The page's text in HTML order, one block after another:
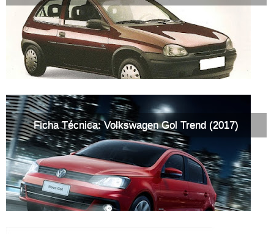
Ficha Técnica: Volkswagen Gol Trend (2017)